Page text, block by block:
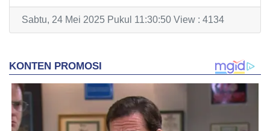
Sabtu, 24 Mei 2025 Pukul 11:30:50 View : 4134